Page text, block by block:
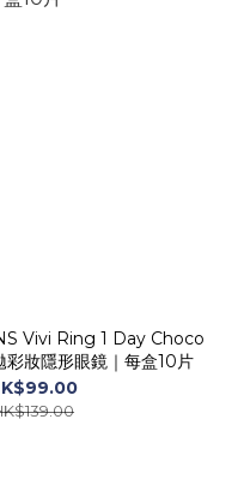
Vivi Ring 1 Day Choco
彩妝隱形眼鏡｜每盒10片